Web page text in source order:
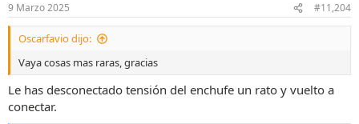
9 Marzo 2025 #11,204
Oscarfavio dijo:
Vaya cosas mas raras, gracias
Le has desconectado tensión del enchufe un rato y vuelto a
conectar.